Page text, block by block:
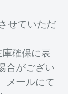
せていただ
確保に表
合がござい
メールにて